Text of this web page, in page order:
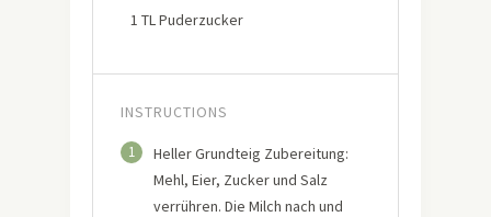
1 TL Puderzucker
INSTRUCTIONS
1
Heller Grundteig Zubereitung:
Mehl, Eier, Zucker und Salz
verrühren. Die Milch nach und